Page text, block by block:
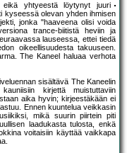
yhtyeestä löytynyt juuri
kyseessä olevan yhden ihmisen
jonka "haaveena olisi voida
trance-biitistä heviin ja
lauseessa, ettei tiedä
oikeellisuudesta takuuseen.
The Kaneel haluaa verhota
sisältävä The Kaneelin
kirjettä muistuttaviin
aika hyvin; kirjeestäkään ei
Ennen kuuntelua veikkasin
mikä suurin piirtein piti
laadukasta tulosta, enkä
voitaisiin käyttää vaikkapa